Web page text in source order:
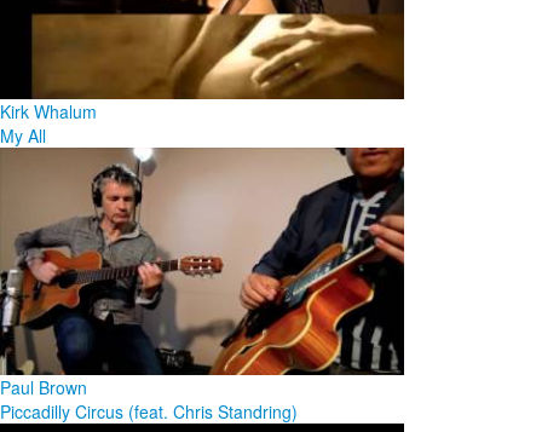
Kirk Whalum
My All
Paul Brown
Piccadilly Circus (feat. Chris Standring)